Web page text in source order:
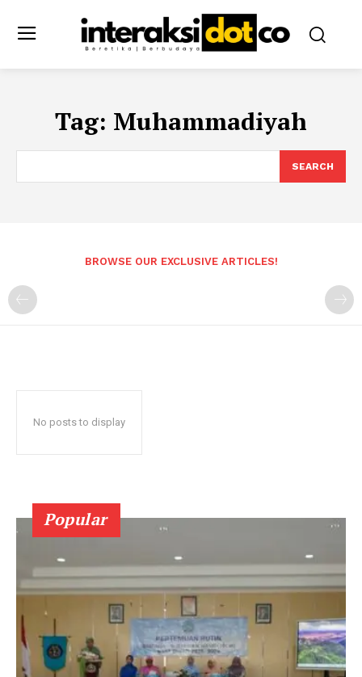
Tag: Muhammadiyah
SEARCH
BROWSE OUR EXCLUSIVE ARTICLES!
No posts to display
Popular